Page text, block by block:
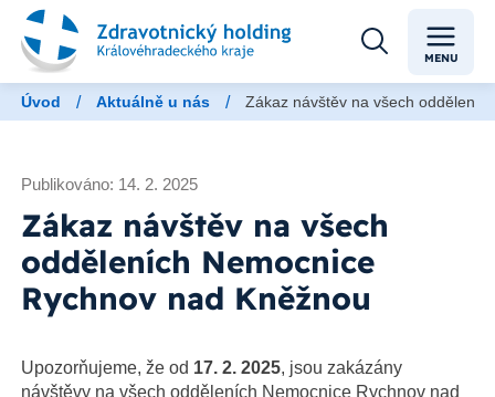
MENU
Úvod / Aktuálně u nás / Zákaz návštěv na všech
Publikováno: 14. 2. 2025
Zákaz návštěv na všech
odděleních Nemocnice
Rychnov nad Kněžnou
Upozorňujeme, že od 17. 2. 2025 , jsou zakázány
návštěvy na všech odděleních Nemocnice Rychnov nad